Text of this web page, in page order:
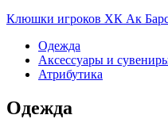
Клюшки игроков ХК Ак
Одежда
Аксессуары и
Атрибутика
Одежда